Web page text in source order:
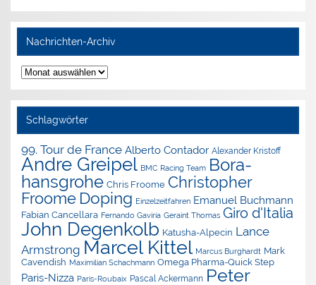
Nachrichten-Archiv
Nachrichten-
Archiv
Schlagwörter
99. Tour de France Alberto Contador Alexander Kristoff
Andre Greipel BMC Racing Team Bora-
hansgrohe Chris Froome Christopher
Froome Doping Einzelzeitfahren Emanuel Buchmann
Fabian Cancellara Fernando Gaviria Geraint Thomas Giro d'Italia
John Degenkolb Katusha-Alpecin Lance
Armstrong Marcel Kittel Marcus Burghardt Mark
Cavendish Maximilian Schachmann Omega Pharma-Quick Step
Paris-Nizza Paris-Roubaix Pascal Ackermann Peter